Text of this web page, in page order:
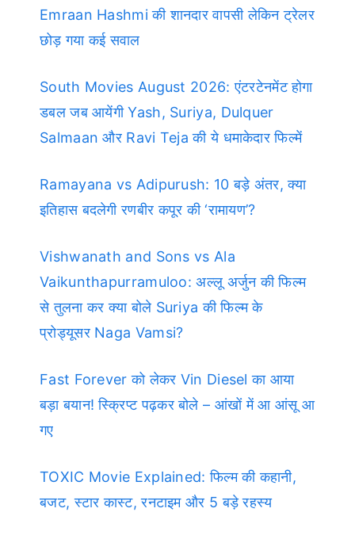
Emraan Hashmi की शानदार वापसी लेकिन ट्रेलर
छोड़ गया कई सवाल
South Movies August 2026: एंटरटेनमेंट होगा
डबल जब आयेंगी Yash, Suriya, Dulquer
Salmaan और Ravi Teja की ये धमाकेदार फिल्में
Ramayana vs Adipurush: 10 बड़े अंतर, क्या
इतिहास बदलेगी रणबीर कपूर की ‘रामायण’?
Vishwanath and Sons vs Ala
Vaikunthapurramuloo: अल्लू अर्जुन की फिल्म
से तुलना कर क्या बोले Suriya की फिल्म के
प्रोड्यूसर Naga Vamsi?
Fast Forever को लेकर Vin Diesel का आया
बड़ा बयान! स्क्रिप्ट पढ़कर बोले – आंखों में आ आंसू आ
गए
TOXIC Movie Explained: फिल्म की कहानी,
बजट, स्टार कास्ट, रनटाइम और 5 बड़े रहस्य